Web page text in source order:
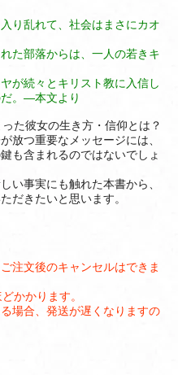
り乱れて、社会はまさにカオ
た部落からは、一人の若きキ
が続々とキリスト教に入信し
。―本文より
た彼女の生き方・信仰とは？
放つ重要なメッセージには、
も含まれるのではないでしょ
い事実にも触れた本書から、
だきたいと思います。
注文後のキャンセルはできま
かかります。
場合、発送が遅くなりますの